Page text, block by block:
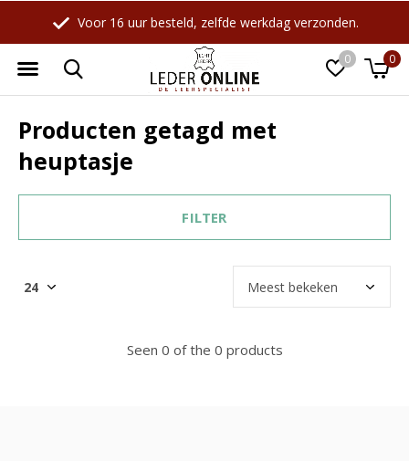
0 0
Voor 16 uur besteld, zelfde werkdag verzonden.
Producten getagd met
heuptasje
FILTER
Seen 0 of the 0 products